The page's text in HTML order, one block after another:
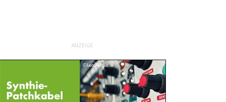
ANZEIGE